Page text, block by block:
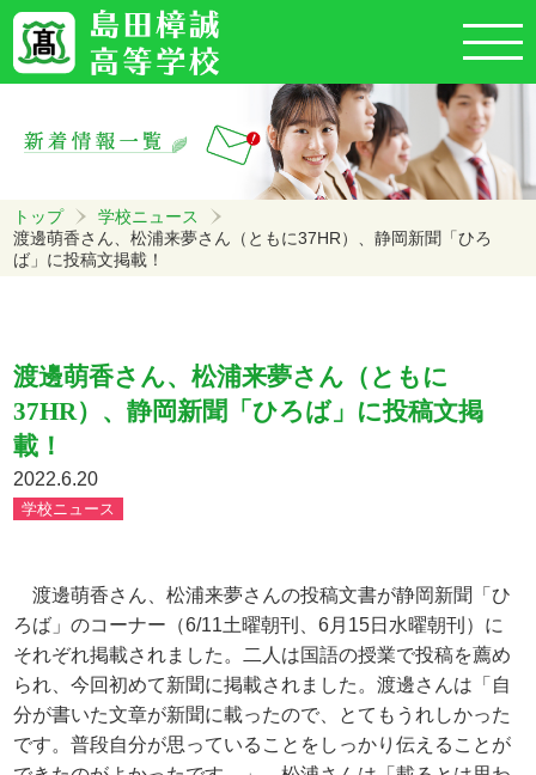
トップ
学校ニュース
渡邊萌香さん、松浦来夢さん（ともに37HR）、静岡新聞「ひろ
ば」に投稿文掲載！
渡邊萌香さん、松浦来夢さん（ともに
37HR）、静岡新聞「ひろば」に投稿文掲
載！
2022.6.20
学校ニュース
渡邊萌香さん、松浦来夢さんの投稿文書が静岡新聞「ひ
ろば」のコーナー（6/11土曜朝刊、6月 15日水曜朝刊）に
それぞれ掲載されました。二人は国語の授業で投稿を薦め
られ、今回初めて新聞に掲載されました。渡邊さんは「自
分が書いた文章が新聞に載ったので、とてもうれしかった
です。普段自分が思っていることをしっかり伝えることが